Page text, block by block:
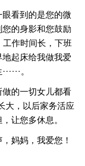
看到的是您的微
的身影和您鼓励
工作时间长，下班
起床给我做我爱
。
的一切女儿都看
大，以后家务活应
让您多休息。
妈妈，我爱您！